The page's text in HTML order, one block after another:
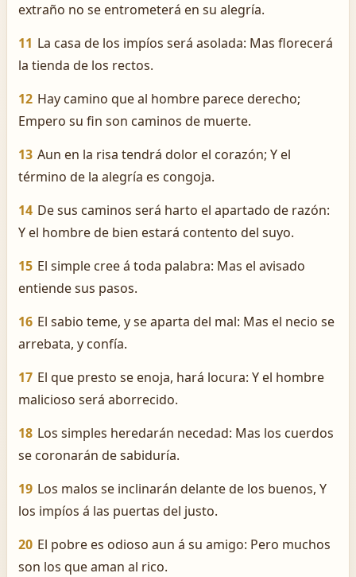
extraño no se entrometerá en su alegría.
11 La casa de los impíos será asolada: Mas florecerá
la tienda de los rectos.
12 Hay camino que al hombre parece derecho;
Empero su fin son caminos de muerte.
13 Aun en la risa tendrá dolor el corazón; Y el
término de la alegría es congoja.
14 De sus caminos será harto el apartado de razón:
Y el hombre de bien estará contento del suyo.
15 El simple cree á toda palabra: Mas el avisado
entiende sus pasos.
16 El sabio teme, y se aparta del mal: Mas el necio se
arrebata, y confía.
17 El que presto se enoja, hará locura: Y el hombre
malicioso será aborrecido.
18 Los simples heredarán necedad: Mas los cuerdos
se coronarán de sabiduría.
19 Los malos se inclinarán delante de los buenos, Y
los impíos á las puertas del justo.
20 El pobre es odioso aun á su amigo: Pero muchos
son los que aman al rico.